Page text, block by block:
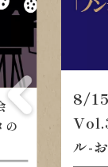
8/22
「お